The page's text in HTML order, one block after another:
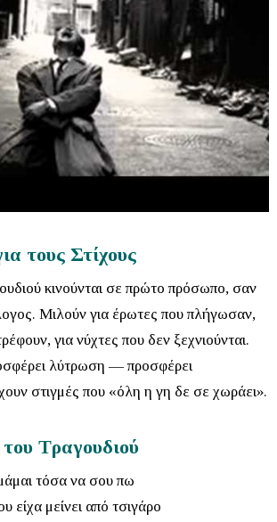
τους Στίχους
κινούνται σε πρώτο πρόσωπο, σαν
Μιλούν για έρωτες που πλήγωσαν,
για νύχτες που δεν ξεχνιούνται.
λύτρωση — προσφέρει
στιγμές που «όλη η γη δε σε χωράει».
του Τραγουδιού
τόσα να σου πω
είχα μείνει από τσιγάρο